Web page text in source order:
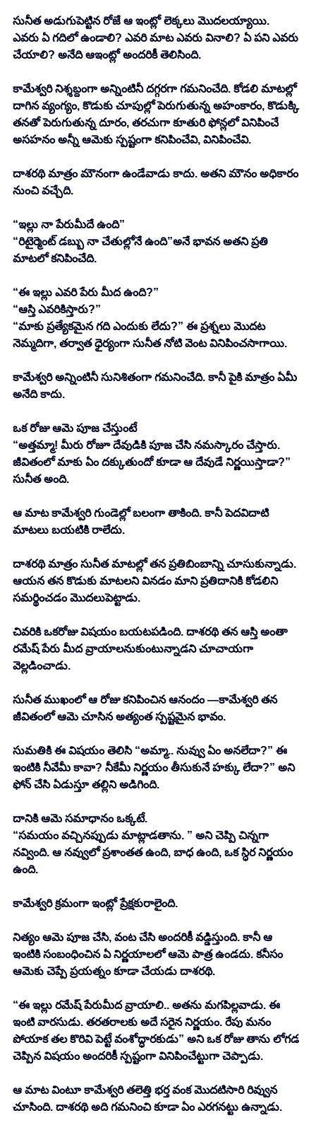
సునీత అడుగుపెట్టిన రోజే ఆ ఇంట్లో లెక్కలు మొదలయ్యాయి.
ఎవరు ఏ గదిలో ఉండాలి? ఎవరి మాట ఎవరు వినాలి? ఏ పని ఎవరు
చేయాలి? అనేది ఆఇంట్లో అందరికీ తెలిసింది.
కామేశ్వరి నిశ్శబ్దంగా అన్నింటినీ దగ్గరగా గమనించేది. కోడలి మాటల్లో
దాగిన వ్యంగ్యం, కొడుకు చూపుల్లో పెరుగుతున్న అహంకారం, కొడుక్కి
తనతో పెరుగుతున్న దూరం, తరచుగా కూతురి ఫోన్లలో వినిపించే
అసహనం అన్నీ ఆమెకు స్పష్టంగా కనిపించేవి, వినిపించేవి.
దాశరథి మాత్రం మౌనంగా ఉండేవాడు కాదు. అతని మౌనం అధికారం
నుంచి వచ్చేది.
“ఇల్లు నా పేరుమీదే ఉంది”
“రిటైర్మెంట్ డబ్బు నా చేతుల్లోనే ఉంది”అనే భావన అతని ప్రతి
మాటలో కనిపించేది.
“ఈ ఇల్లు ఎవరి పేరు మీద ఉంది?”
“ఆస్తి ఎవరికిస్తారు?”
“మాకు ప్రత్యేకమైన గది ఎందుకు లేదు?” ఈ ప్రశ్నలు మొదట
నెమ్మదిగా, తర్వాత ధైర్యంగా సునీత నోటి వెంట వినిపించసాగాయి.
కామేశ్వరి అన్నింటినీ సునిశితంగా గమనించేది. కానీ పైకి మాత్రం ఏమీ
అనేది కాదు.
ఒక రోజు ఆమె పూజ చేస్తుంటే
“అత్తమ్మా! మీరు రోజూ దేవుడికి పూజ చేసి నమస్కారం చేస్తారు.
జీవితంలో మాకు ఏం దక్కుతుందో కూడా ఆ దేవుడే నిర్ణయిస్తాడా?”
సునీత అంది.
ఆ మాట కామేశ్వరి గుండెల్లో బలంగా తాకింది. కానీ పెదవిదాటి
మాటలు బయటికి రాలేదు.
దాశరథి మాత్రం సునీత మాటల్లో తన ప్రతిబింబాన్ని చూసుకున్నాడు.
ఆయన తన కొడుకు మాటలని వినడం మాని ప్రతిదానికి కోడలిని
సమర్థించడం మొదలుపెట్టాడు.
చివరికి ఒకరోజు విషయం బయటపడింది. దాశరథి తన ఆస్తి అంతా
రమేష్ పేరు మీద వ్రాయాలనుకుంటున్నాడని చూచాయగా
వెల్లడించాడు.
సునీత ముఖంలో ఆ రోజు కనిపించిన ఆనందం —కామేశ్వరి తన
జీవితంలో ఆమె చూసిన అత్యంత స్పష్టమైన భావం.
సుమతికి ఈ విషయం తెలిసి “అమ్మా.. నువ్వు ఏం అనలేదా?” ఈ
ఇంటికి నీవేమీ కావా? నీకేమీ నిర్ణయం తీసుకునే హక్కు లేదా?” అని
ఫోన్ చేసి ఏడుస్తూ తల్లిని అడిగింది.
దానికి ఆమె సమాధానం ఒక్కటే.
“సమయం వచ్చినప్పుడు మాట్లాడతాను. ” అని చెప్పి చిన్నగా
నవ్వింది. ఆ నవ్వులో ప్రశాంతత ఉంది, బాధ ఉంది, ఒక స్ధిర నిర్ణయం
ఉంది.
కామేశ్వరి క్రమంగా ఇంట్లో ప్రేక్షకురాలైంది.
నిత్యం ఆమె పూజ చేసి, వంట చేసి అందరికీ వడ్డిస్తుంది. కానీ ఆ
ఇంటికి సంబంధించిన ఏ నిర్ణయాలలో ఆమె పాత్ర ఉండదు. కనీసం
ఆమెకు చెప్పే ప్రయత్నం కూడా చేయడు దాశరథి.
“ఈ ఇల్లు రమేష్ పేరుమీద వ్రాయాలి.. అతను మగపిల్లవాడు. ఈ
ఇంటి వారసుడు. తరతరాలకు అదే సరైన నిర్ణయం. రేపు మనం
పోయాక తల కొరివి పెట్టే వంశోద్ధారకుడు” అని ఒక రోజు తాను లోగడ
చెప్పిన విషయం అందరికీ స్పష్టంగా వినిపించేట్టుగా చెప్పాడు.
ఆ మాట వింటూ కామేశ్వరి తలెత్తి భర్త వంక మొదటిసారి రివ్వున
చూసింది. దాశరథి అది గమనించి కూడా ఏం ఎరగనట్టు ఉన్నాడు.